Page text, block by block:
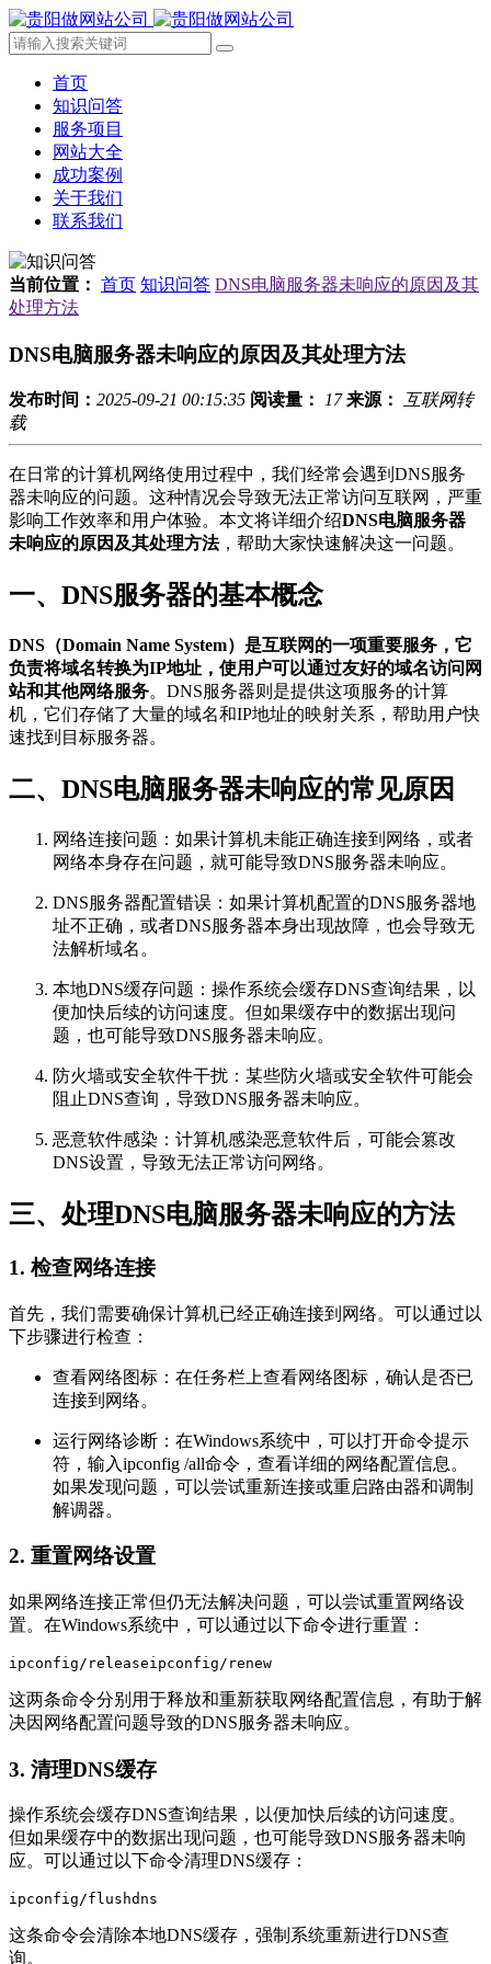
首页
知识问答
服务项目
网站大全
成功案例
关于我们
联系我们
当前位置： 首页 知识问答 DNS电脑服务器未响应的原因及其
处理方法
DNS电脑服务器未响应的原因及其处理方法
发布时间： 2025-09-21 00:15:35 阅读量： 17 来源： 互联网转
载
在日常的计算机网络使用过程中，我们经常会遇到DNS服务
器未响应的问题。这种情况会导致无法正常访问互联网，严重
影响工作效率和用户体验。本文将详细介绍DNS电脑服务器
未响应的原因及其处理方法，帮助大家快速解决这一问题。
一、DNS服务器的基本概念
DNS（Domain Name System）是互联网的一项重要服务，它
负责将域名转换为IP地址，使用户可以通过友好的域名访问网
站和其他网络服务。DNS服务器则是提供这项服务的计算
机，它们存储了大量的域名和IP地址的映射关系，帮助用户快
速找到目标服务器。
二、DNS电脑服务器未响应的常见原因
网络连接问题：如果计算机未能正确连接到网络，或者
网络本身存在问题，就可能导致DNS服务器未响应。
DNS服务器配置错误：如果计算机配置的DNS服务器地
址不正确，或者DNS服务器本身出现故障，也会导致无
法解析域名。
本地DNS缓存问题：操作系统会缓存DNS查询结果，以
便加快后续的访问速度。但如果缓存中的数据出现问
题，也可能导致DNS服务器未响应。
防火墙或安全软件干扰：某些防火墙或安全软件可能会
阻止DNS查询，导致DNS服务器未响应。
恶意软件感染：计算机感染恶意软件后，可能会篡改
DNS设置，导致无法正常访问网络。
三、处理DNS电脑服务器未响应的方法
1. 检查网络连接
首先，我们需要确保计算机已经正确连接到网络。可以通过以
下步骤进行检查：
查看网络图标：在任务栏上查看网络图标，确认是否已
连接到网络。
运行网络诊断：在Windows系统中，可以打开命令提示
符，输入ipconfig /all命令，查看详细的网络配置信息。
如果发现问题，可以尝试重新连接或重启路由器和调制
解调器。
2. 重置网络设置
如果网络连接正常但仍无法解决问题，可以尝试重置网络设
置。在Windows系统中，可以通过以下命令进行重置：
ipconfig/releaseipconfig/renew
这两条命令分别用于释放和重新获取网络配置信息，有助于解
决因网络配置问题导致的DNS服务器未响应。
3. 清理DNS缓存
操作系统会缓存DNS查询结果，以便加快后续的访问速度。
但如果缓存中的数据出现问题，也可能导致DNS服务器未响
应。可以通过以下命令清理DNS缓存：
ipconfig/flushdns
这条命令会清除本地DNS缓存，强制系统重新进行DNS查
询。